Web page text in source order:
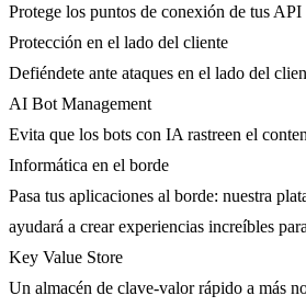
Protege los puntos de conexión de tus API
Protección en el lado del cliente
Defiéndete ante ataques en el lado del
AI Bot Management
Evita que los bots con IA rastreen el
Informática en el borde
Pasa tus aplicaciones al borde: nuestra
ayudará a crear experiencias increíbles
Key Value Store
Un almacén de clave-valor rápido a más